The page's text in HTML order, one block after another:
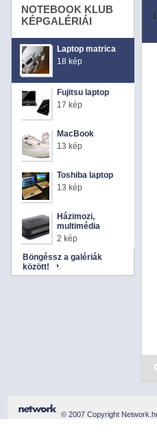
NOTEBOOK KLUB
KÉPGALÉRIÁI
Laptop matrica
18 kép
Fujitsu laptop
17 kép
MacBook
13 kép
Toshiba laptop
13 kép
Házimozi,
multimédia
2 kép
Böngéssz a galériák
között!
© 2007 Copyright